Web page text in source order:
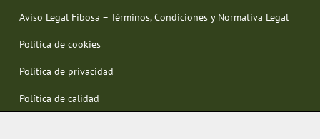
Aviso Legal Fibosa – Términos, Condiciones y Normativa Legal
Política de cookies
Política de privacidad
Política de calidad